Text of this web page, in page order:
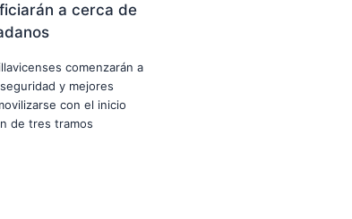
a cerca de
comenzarán a
y mejores
con el inicio
de tres tramos